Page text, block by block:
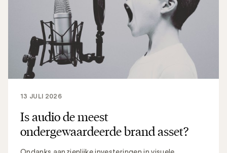
Is audio de meest
ondergewaardeerde brand asset?
13 JULI 2026